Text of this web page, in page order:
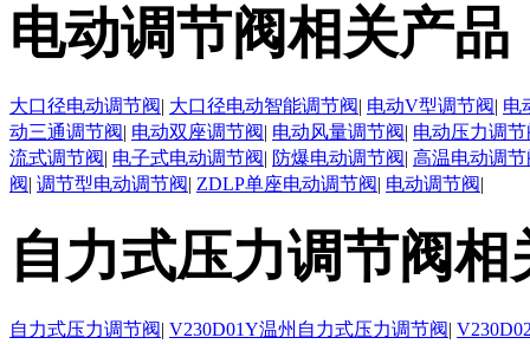
电动调节阀相关产品
大口径电动调节阀| 大口径电动智能调节阀| 电动V型调节阀| 电
动三通调节阀| 电动双座调节阀| 电动风量调节阀| 电动压力调节
流式调节阀| 电子式电动调节阀| 防爆电动调节阀| 高温电动调节
阀| 调节型电动调节阀| ZDLP单座电动调节阀| 电动调节阀|
自力式压力调节阀相
自力式压力调节阀| V230D01Y温州自力式压力调节阀|